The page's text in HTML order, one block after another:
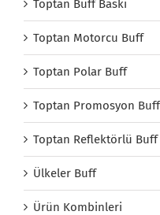
Toptan Buff Baskı
Toptan Motorcu Buff
Toptan Polar Buff
Toptan Promosyon Buff
Toptan Reflektörlü Buff
Ülkeler Buff
Ürün Kombinleri